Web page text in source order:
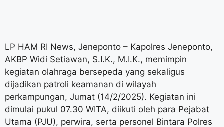
LP HAM RI News, Jeneponto – Kapolres Jeneponto,
AKBP Widi Setiawan, S.I.K., M.I.K., memimpin
kegiatan olahraga bersepeda yang sekaligus
dijadikan patroli keamanan di wilayah
perkampungan, Jumat (14/2/2025). Kegiatan ini
dimulai pukul 07.30 WITA, diikuti oleh para Pejabat
Utama (PJU), perwira, serta personel Bintara Polres